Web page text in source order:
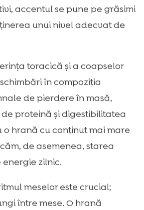
accentul se pune pe grăsimi
unui nivel adecvat de
toracică și a coapselor
în compoziția
de pierdere în masă,
proteină și digestibilitatea
hrană cu conținut mai mare
de asemenea, starea
zilnic.
meselor este crucial;
între mese. O hrană